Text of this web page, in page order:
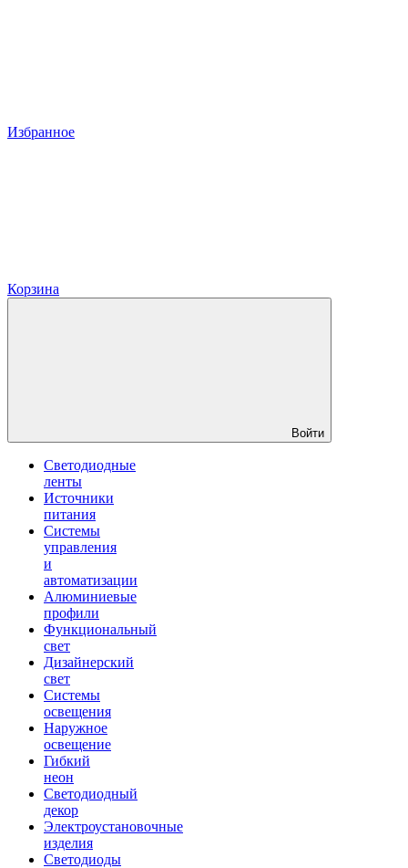
Избранное
Корзина
Войти
Светодиодные
ленты
Источники
питания
Системы
управления
и
автоматизации
Алюминиевые
профили
Функциональный
свет
Дизайнерский
свет
Системы
освещения
Наружное
освещение
Гибкий
неон
Светодиодный
декор
Электроустановочные
изделия
Светодиоды